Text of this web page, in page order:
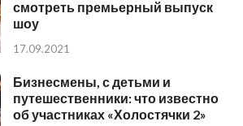
смотреть премьерный выпуск
шоу
17.09.2021
Бизнесмены, с детьми и
путешественники: что известно
об участниках «Холостячки 2»